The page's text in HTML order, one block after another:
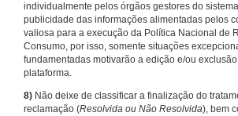
individualmente pelos órgãos gestores do
publicidade das informações alimentadas pelos
valiosa para a execução da Política Nacional de
Consumo, por isso, somente situações
fundamentadas motivarão a edição e/ou
plataforma.
8) Não deixe de classificar a finalização do
reclamação (Resolvida ou Não Resolvida), bem